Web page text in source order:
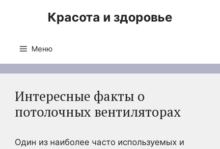
Красота и здоровье
Меню
Интересные факты о
потолочных вентиляторах
Один из наиболее часто используемых и